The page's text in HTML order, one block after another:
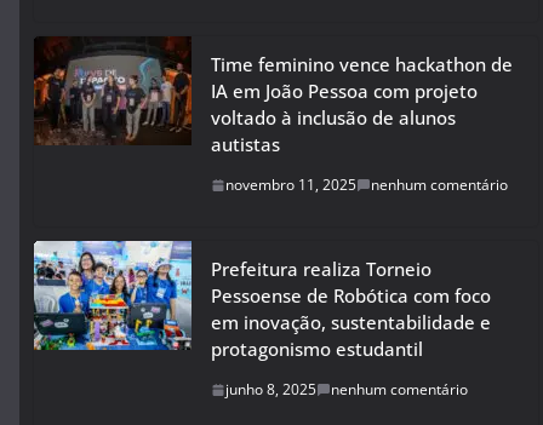
Time feminino vence hackathon de
IA em João Pessoa com projeto
voltado à inclusão de alunos
autistas
novembro 11, 2025 nenhum comentário
Prefeitura realiza Torneio
Pessoense de Robótica com foco
em inovação, sustentabilidade e
protagonismo estudantil
junho 8, 2025 nenhum comentário